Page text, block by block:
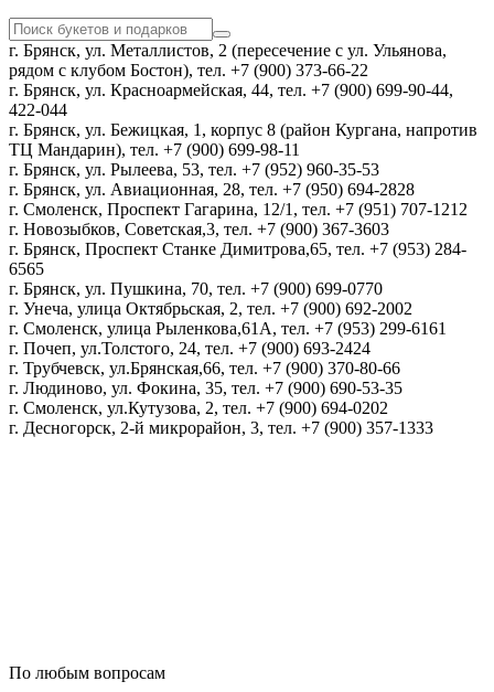
г. Брянск, ул. Металлистов, 2 (пересечение с ул. Ульянова,
рядом с клубом Бостон), тел. +7 (900) 373-66-22
г. Брянск, ул. Красноармейская, 44, тел. +7 (900) 699-90-44,
422-044
г. Брянск, ул. Бежицкая, 1, корпус 8 (район Кургана, напротив
ТЦ Мандарин), тел. +7 (900) 699-98-11
г. Брянск, ул. Рылеева, 53, тел. +7 (952) 960-35-53
г. Брянск, ул. Авиационная, 28, тел. +7 (950) 694-2828
г. Смоленск, Проспект Гагарина, 12/1, тел. +7 (951) 707-1212
г. Новозыбков, Советская,3, тел. +7 (900) 367-3603
г. Брянск, Проспект Станке Димитрова,65, тел. +7 (953) 284-
6565
г. Брянск, ул. Пушкина, 70, тел. +7 (900) 699-0770
г. Унеча, улица Октябрьская, 2, тел. +7 (900) 692-2002
г. Смоленск, улица Рыленкова,61А, тел. +7 (953) 299-6161
г. Почеп, ул.Толстого, 24, тел. +7 (900) 693-2424
г. Трубчевск, ул.Брянская,66, тел. +7 (900) 370-80-66
г. Людиново, ул. Фокина, 35, тел. +7 (900) 690-53-35
г. Смоленск, ул.Кутузова, 2, тел. +7 (900) 694-0202
г. Десногорск, 2-й микрорайон, 3, тел. +7 (900) 357-1333
По любым вопросам